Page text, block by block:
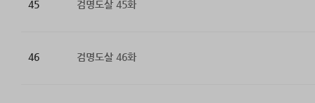
45 검명도살 45화
46 검명도살 46화